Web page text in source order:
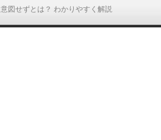
意図せずとは？ わかりやすく解説